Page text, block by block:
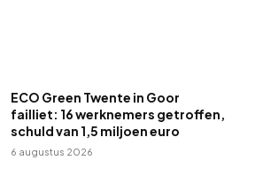
ECO Green Twente in Goor
failliet: 16 werknemers getroffen,
schuld van 1,5 miljoen euro
6 augustus 2026